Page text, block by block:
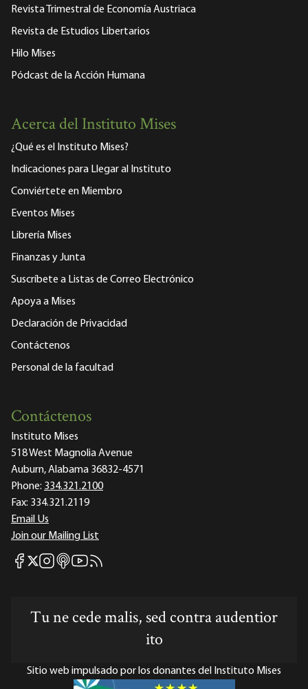
Revista Trimestral de Economía Austriaca
Revista de Estudios Libertarios
Hilo Mises
Pódcast de la Acción Humana
Acerca del Instituto Mises
¿Qué es el Instituto Mises?
Indicaciones para Llegar al Instituto
Conviértete en Miembro
Eventos Mises
Librería Mises
Finanzas y Junta
Suscríbete a Listas de Correo Electrónico
Apoya a Mises
Declaración de Privacidad
Contáctenos
Personal de la facultad
Contáctenos
Instituto Mises
518 West Magnolia Avenue
Auburn, Alabama 36832-4571
Phone: 334.321.2100
Fax: 334.321.2119
Email Us
Join our Mailing List
Mises Facebook
Mises X
Mises Instagram
Mises itunes
Mises Youtube
Mises RSS feed
Tu ne cede malis, sed contra audentior
ito
Sitio web impulsado por los donantes del Instituto Mises